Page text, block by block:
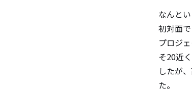
なんと
初対面
プロジ
そ20近
したが
た。